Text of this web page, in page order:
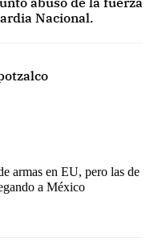
Nacional.
armas en EU, pero las de
a México